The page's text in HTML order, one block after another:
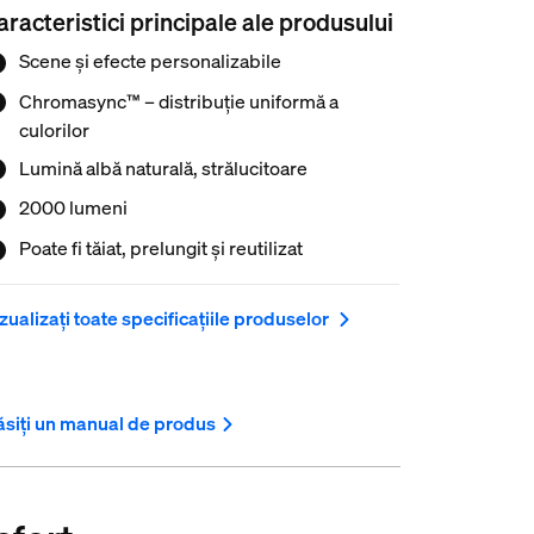
— taie, reutilizează și extinde pentru a
banda luminoasă la orice spațiu. Obține
total, personalizare și scenarii de lumină
ajutorul aplicației Hue premiate și al
principale ale produsului
Scene și efecte personalizabile
Chromasync™ – distribuție uniformă a
culorilor
Lumină albă naturală, strălucitoare
2000 lumeni
Poate fi tăiat, prelungit și reutilizat
toate specificațiile produselor
un manual de produs